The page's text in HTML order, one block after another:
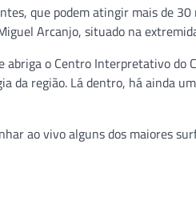
que podem atingir mais de
Arcanjo, situado na
o Centro Interpretativo do
da região. Lá dentro, há ainda
ao vivo alguns dos maiores